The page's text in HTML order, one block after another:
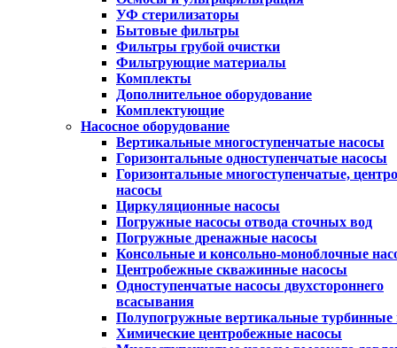
УФ стерилизаторы
Бытовые фильтры
Фильтры грубой очистки
Фильтрующие материалы
Комплекты
Дополнительное оборудование
Комплектующие
Насосное оборудование
Вертикальные многоступенчатые насосы
Горизонтальные одноступенчатые насосы
Горизонтальные многоступенчатые,
насосы
Циркуляционные насосы
Погружные насосы отвода сточных вод
Погружные дренажные насосы
Консольные и консольно-моноблочные
Центробежные скважинные насосы
Одноступенчатые насосы двухстороннего
всасывания
Полупогружные вертикальные турбинные
Химические центробежные насосы